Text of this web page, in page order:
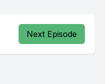
Next Episode